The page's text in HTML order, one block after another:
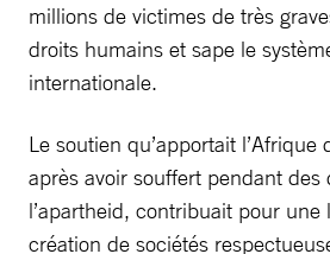
millions de victimes de très
droits humains et sape le
internationale.
Le soutien qu’apportait l’Afrique
après avoir souffert pendant des
l’apartheid, contribuait pour une
création de sociétés